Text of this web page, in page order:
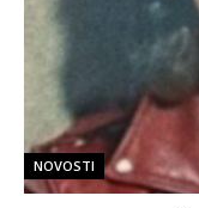
NOVOSTI